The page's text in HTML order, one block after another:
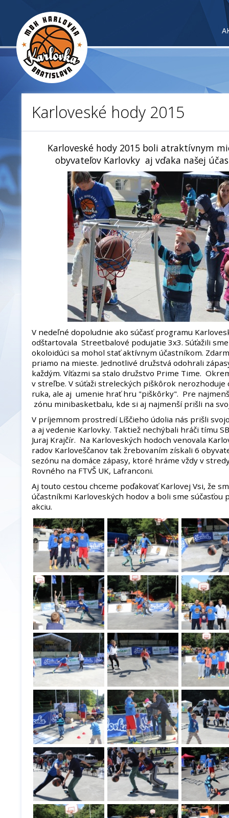
Karloveské hody 2015
Karloveské hody 2015 boli atraktívnym
obyvateľov Karlovky aj vďaka našej
V nedeľné dopoludnie ako súčasť programu
odštartovala Streetbalové podujatie 3x3. Súťažili
okoloidúci sa mohol stať aktívnym účastníkom.
priamo na mieste. Jednotlivé družstvá odohrali
každým. Víťazmi sa stalo družstvo Prime Time.
v streľbe. V súťaži streleckých piškôrok
ruka, ale aj umenie hrať hru "piškôrky". Pre
zónu minibasketbalu, kde si aj najmenší prišli na
V príjemnom prostredí Líščieho údolia nás prišli
a aj vedenie Karlovky. Taktiež nechýbali hráči tímu
Juraj Krajčír. Na Karloveských hodoch venovala
radov Karloveščanov tak žrebovaním získali 6
sezónu na domáce zápasy, ktoré hráme vždy v
Rovného na FTVŠ UK, Lafranconi.
Aj touto cestou chceme poďakovať Karlovej Vsi, že
účastníkmi Karloveských hodov a boli sme súčasťou
akciu.